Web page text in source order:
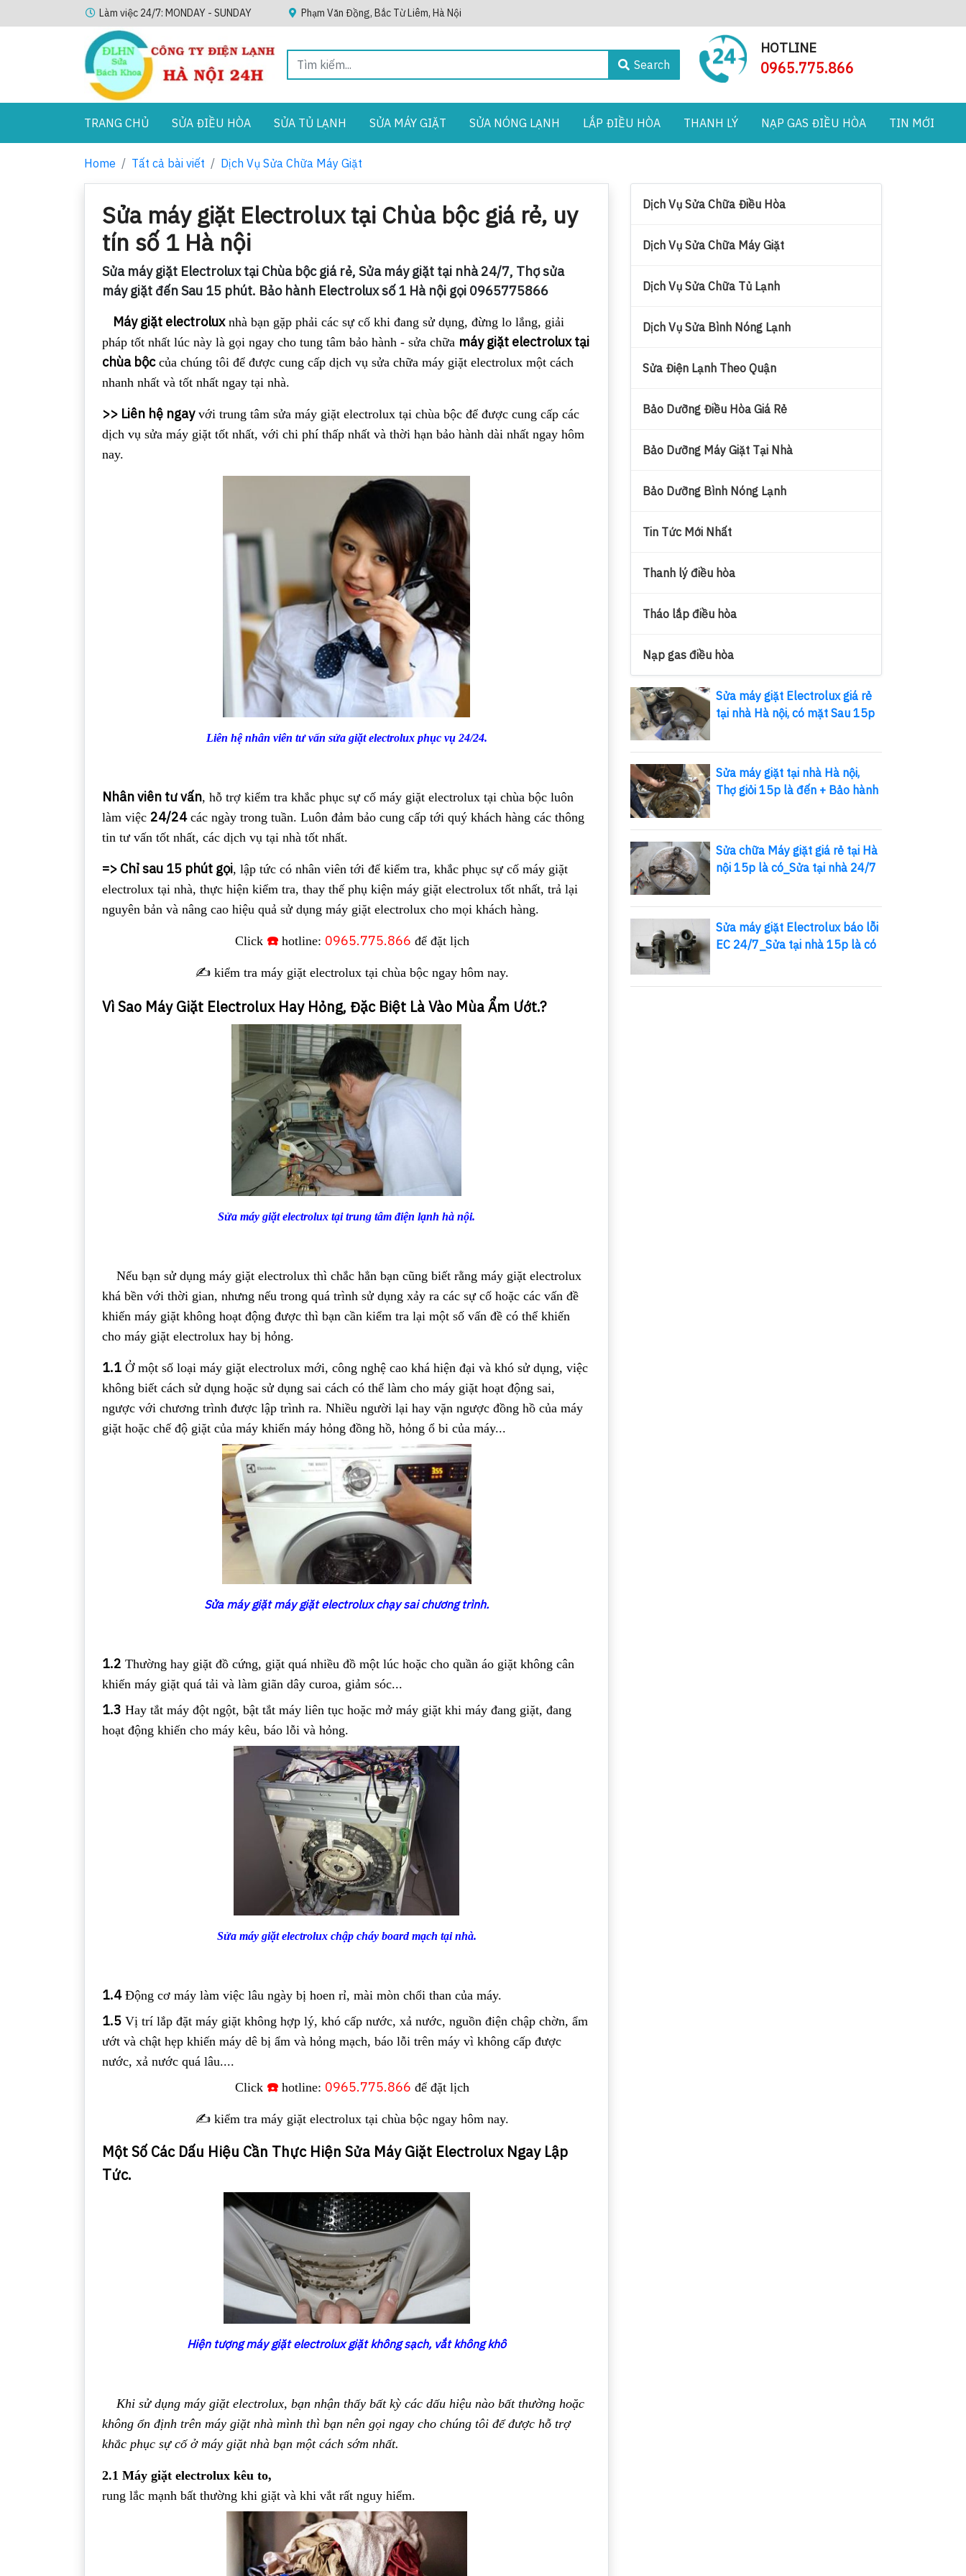
Làm việc 24/7: MONDAY - SUNDAY Phạm Văn Đồng, Bắc Từ Liêm, Hà Nội
Search
HOTLINE
0965.775.866
TRANG CHỦ SỬA ĐIỀU HÒA SỬA TỦ LẠNH SỬA MÁY GIẶT SỬA NÓNG LẠNH LẮP ĐIỀU HÒA THANH LÝ NẠP GAS ĐIỀU HÒA TIN MỚI
Home Tất cả bài viết Dịch Vụ Sửa Chữa Máy Giặt
Sửa máy giặt Electrolux tại Chùa bộc giá rẻ, uy
tín số 1 Hà nội
Sửa máy giặt Electrolux tại Chùa bộc giá rẻ, Sửa máy giặt tại nhà 24/7, Thợ sửa
máy giặt đến Sau 15 phút. Bảo hành Electrolux số 1 Hà nội gọi 0965775866
Máy giặt electroluxnhà bạn gặp phải các sự cố khi đang sử dụng, đừng lo lắng, giải
pháp tốt nhất lúc này là gọi ngay cho tung tâm bảo hành - sửa chữa máy giặt electrolux tại
chùa bộccủa chúng tôi để được cung cấp dịch vụ sửa chữa máy giặt electrolux một cách
nhanh nhất và tốt nhất ngay tại nhà.
>> Liên hệ ngayvới trung tâm sửa máy giặt electrolux tại chùa bộc để được cung cấp các
dịch vụ sửa máy giặt tốt nhất, với chi phí thấp nhất và thời hạn bảo hành dài nhất ngay hôm
nay.
Liên hệ nhân viên tư vấn sửa giặt electrolux phục vụ 24/24.
Nhân viên tư vấn, hỗ trợ kiểm tra khắc phục sự cố máy giặt electrolux tại chùa bộc luôn
làm việc 24/24các ngày trong tuần. Luôn đảm bảo cung cấp tới quý khách hàng các thông
tin tư vấn tốt nhất, các dịch vụ tại nhà tốt nhất.
=> Chỉ sau 15 phút gọi, lập tức có nhân viên tới để kiểm tra, khắc phục sự cố máy giặt
electrolux tại nhà, thực hiện kiểm tra, thay thế phụ kiện máy giặt electrolux tốt nhất, trả lại
nguyên bản và nâng cao hiệu quả sử dụng máy giặt electrolux cho mọi khách hàng.
Click ☎️hotline: 0965.775.866 để đặt lịch
✍️ kiểm tra máy giặt electrolux tại chùa bộc ngay hôm nay.
Vì Sao Máy Giặt Electrolux Hay Hỏng, Đặc Biệt Là Vào Mùa Ẩm Ướt.?
Sửa máy giặt electrolux tại trung tâm điện lạnh hà nội.
Nếu bạn sử dụng máy giặt electrolux thì chắc hẳn bạn cũng biết rằng máy giặt electrolux
khá bền với thời gian, nhưng nếu trong quá trình sử dụng xảy ra các sự cố hoặc các vấn đề
khiến máy giặt không hoạt động được thì bạn cần kiểm tra lại một số vấn đề có thể khiến
cho máy giặt electrolux hay bị hỏng.
1.1 Ở một số loại máy giặt electrolux mới, công nghệ cao khá hiện đại và khó sử dụng, việc
không biết cách sử dụng hoặc sử dụng sai cách có thể làm cho máy giặt hoạt động sai,
ngược với chương trình được lập trình ra. Nhiều người lại hay vặn ngược đồng hồ của máy
giặt hoặc chế độ giặt của máy khiến máy hỏng đồng hồ, hỏng ổ bi của máy...
Sửa máy giặt máy giặt electrolux chạy sai chương trình.
1.2 Thường hay giặt đồ cứng, giặt quá nhiều đồ một lúc hoặc cho quần áo giặt không cân
khiến máy giặt quá tải và làm giãn dây curoa, giảm sóc...
1.3 Hay tắt máy đột ngột, bật tắt máy liên tục hoặc mở máy giặt khi máy đang giặt, đang
hoạt động khiến cho máy kêu, báo lỗi và hỏng.
Sửa máy giặt electrolux chập cháy board mạch tại nhà.
1.4Động cơ máy làm việc lâu ngày bị hoen rỉ, mài mòn chổi than của máy.
1.5 Vị trí lắp đặt máy giặt không hợp lý, khó cấp nước, xả nước, nguồn điện chập chờn, ẩm
ướt và chật hẹp khiến máy dê bị ẩm và hỏng mạch, báo lỗi trên máy vì không cấp được
nước, xả nước quá lâu....
Click ☎️hotline: 0965.775.866 để đặt lịch
✍️ kiểm tra máy giặt electrolux tại chùa bộc ngay hôm nay.
Một Số Các Dấu Hiệu Cần Thực Hiện Sửa Máy Giặt Electrolux Ngay Lập
Tức.
Hiện tượng máy giặt electrolux giặt không sạch, vắt không khô
Khi sử dụng máy giặt electrolux, bạn nhận thấy bất kỳ các dấu hiệu nào bất thường hoặc
không ổn định trên máy giặt nhà mình thì bạn nên gọi ngay cho chúng tôi để được hỗ trợ
khắc phục sự cố ở máy giặt nhà bạn một cách sớm nhất.
2.1 Máy giặt electrolux kêu to,
rung lắc mạnh bất thường khi giặt và khi vắt rất nguy hiểm.
Dịch Vụ Sửa Chữa Điều Hòa
Dịch Vụ Sửa Chữa Máy Giặt
Dịch Vụ Sửa Chữa Tủ Lạnh
Dịch Vụ Sửa Bình Nóng Lạnh
Sửa Điện Lạnh Theo Quận
Bảo Dưỡng Điều Hòa Giá Rẻ
Bảo Dưỡng Máy Giặt Tại Nhà
Bảo Dưỡng Bình Nóng Lạnh
Tin Tức Mới Nhất
Thanh lý điều hòa
Tháo lắp điều hòa
Nạp gas điều hòa
Sửa máy giặt Electrolux giá rẻ
tại nhà Hà nội, có mặt Sau 15p
Sửa máy giặt tại nhà Hà nội,
Thợ giỏi 15p là đến + Bảo hành
Sửa chữa Máy giặt giá rẻ tại Hà
nội 15p là có_Sửa tại nhà 24/7
Sửa máy giặt Electrolux báo lỗi
EC 24/7_Sửa tại nhà 15p là có